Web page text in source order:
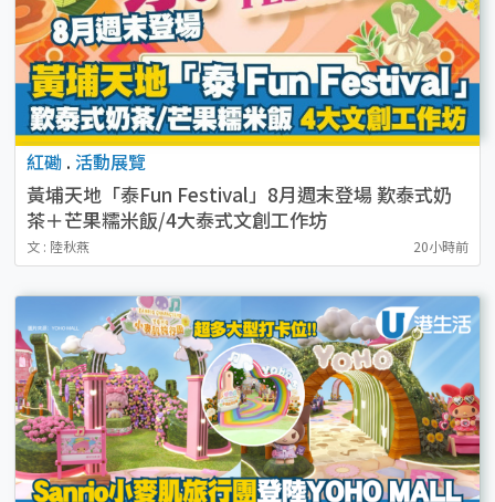
紅磡 . 活動展覽
黃埔天地「泰Fun Festival」8月週末登場 歎泰式奶
茶＋芒果糯米飯/4大泰式文創工作坊
文 : 陸秋燕 20小時前